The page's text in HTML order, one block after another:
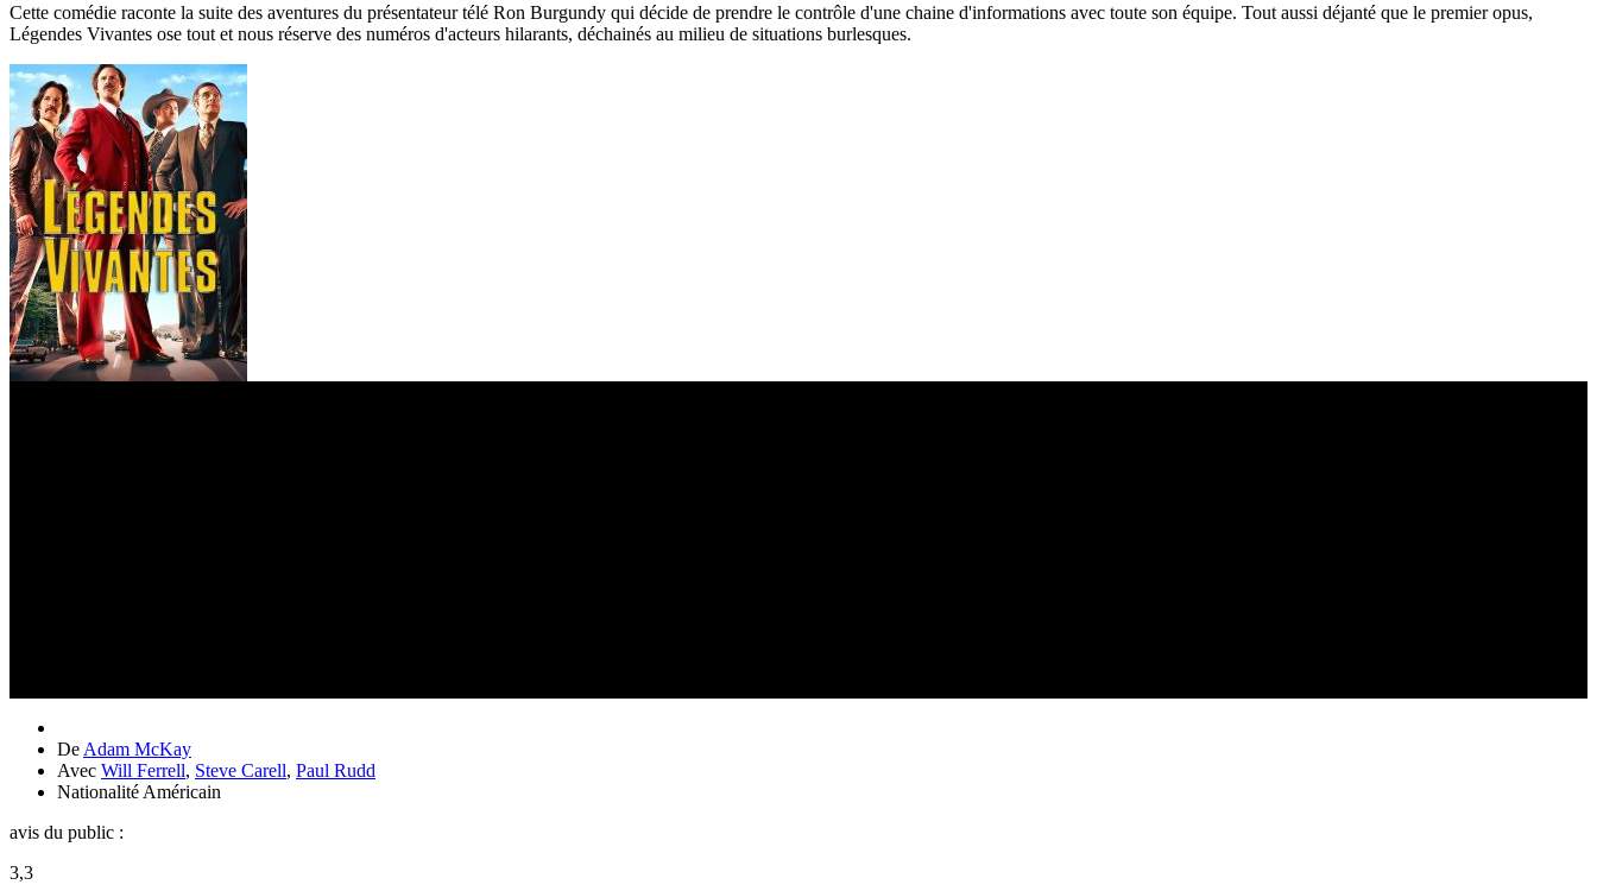
Cette comédie raconte la suite des aventures du présentateur télé Ron Burgundy qui décide de prendre le contrôle d'une chaine d'informations avec toute son équipe. Tout aussi déjanté que le premier opus,
Légendes Vivantes ose tout et nous réserve des numéros d'acteurs hilarants, déchainés au milieu de situations burlesques.
De Adam McKay
Avec Will Ferrell, Steve Carell, Paul Rudd
Nationalité Américain
avis du public :
3,3